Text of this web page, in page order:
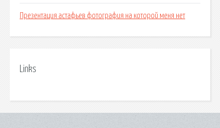
Презентация астафьев фотография на которой меня нет
Links